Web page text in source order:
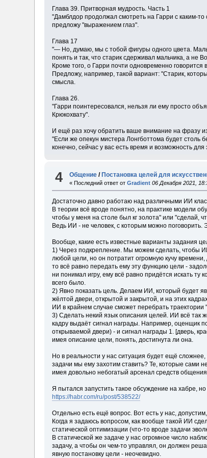
Глава 39. Притворная мудрость. Часть 1
"Дамблдор продолжал смотреть на Гарри с каким-
предложу "выражением глаз".
Глава 17
"— Но, думаю, мы с тобой фигуры одного цвета.
понять и так, что старик сдерживал мальчика, а не
Кроме того, о Гарри почти одновременно
Предложу, например, такой вариант: "Старик,
смысла.
Глава 26.
"Гарри поинтересовался, нельзя ли ему просто
Крюкохвату".
И ещё раз хочу обратить ваше внимание на фразу
"Если же опекун мистера Лонгботтома будет столь
конечно, сейчас у вас есть время и возможность для
4 Общение /Постановка целей для
« Последний ответ отGradient 06 Декабря 2021,
Достаточно давно работаю над различными ИИ
В теории всё вроде понятно, на практике модели
чтобы у меня на столе был кг золота" или "сделай,
Ведь ИИ - не человек, с которым можно поговорить.
Вообще, какие есть известные варианты задания
1) Через подкрепление. Мы можем сделать, чтобы
любой цели, но он потратит огромную кучу
то всё равно передать ему эту функцию цели -
ни понимал игру, ему всё равно придётся искать ту
всего было.
2) Явно показать цель. Делаем ИИ, который будет
жёлтой двери, открытой и закрытой, и на этих
ИИ в крайнем случае сможет перебрать траектории
3) Сделать некий язык описания целей. ИИ всё так
кадру выдаёт сигнал награды. Например, оценщик
открываемой двери) - и сигнал награды 1. [дверь,
имея описание цели, понять, достигнута ли она.
Но в реальности у нас ситуация будет ещё
задачи мы ему захотим ставить? Те, которые сами
имея довольно небогатый арсенал средств
Я пытался запустить такое обсуждение на хабре,
https://habr.com/ru/post/538522/
Отдельно есть ещё вопрос. Вот есть у нас,
Когда я задаюсь вопросом, как вообще такой ИИ
статической оптимизации (что-то вроде задачи
В статической же задаче у нас огромное число
задачу, а чтобы он чем-то управлял, он должен
явную постановку цели - неочевидно.